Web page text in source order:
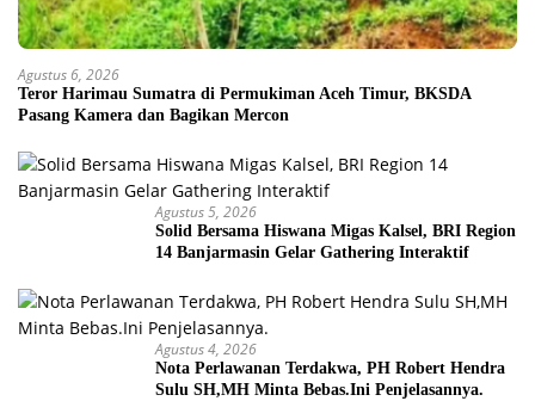
Agustus 6, 2026
Teror Harimau Sumatra di Permukiman Aceh Timur, BKSDA
Pasang Kamera dan Bagikan Mercon
Agustus 5, 2026
Solid Bersama Hiswana Migas Kalsel, BRI Region
14 Banjarmasin Gelar Gathering Interaktif
Agustus 4, 2026
Nota Perlawanan Terdakwa, PH Robert Hendra
Sulu SH,MH Minta Bebas.Ini Penjelasannya.